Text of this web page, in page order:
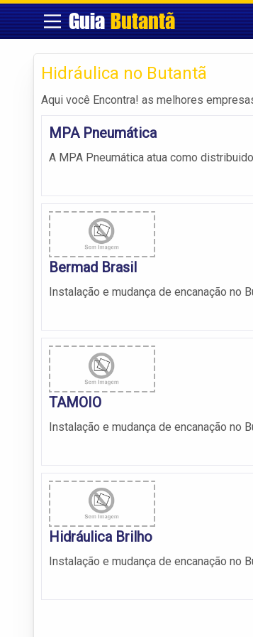
GuiaButantã
Hidráulica no Butantã
Aqui você Encontra! as melhores
MPA Pneumática
A MPA Pneumática atua como
Bermad Brasil
Instalação e mudança de encanação no
TAMOIO
Instalação e mudança de encanação no
Hidráulica Brilho
Instalação e mudança de encanação no